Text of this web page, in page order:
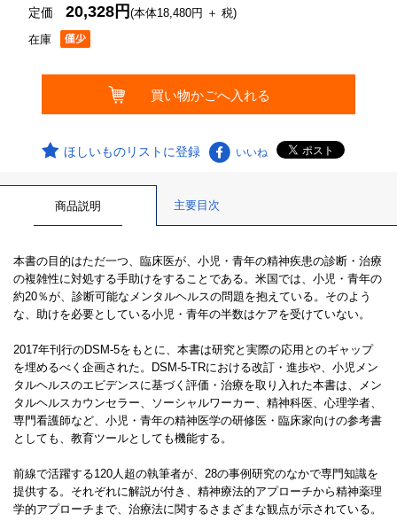
在庫
定価20,328円(本体18,480円 ＋ 税)
ほしいものリストに登録 いいね
商品説明 主要目次
本書の目的はただ一つ、臨床医が、小児・青年の精神疾患の診断・治療
の複雑性に対処する手助けをすることである。米国では、小児・青年の
約20％が、診断可能なメンタルヘルスの問題を抱えている。そのよう
な、助けを必要としている小児・青年の半数はケアを受けていない。
2017年刊行のDSM-5をもとに、本書は研究と実際の応用とのギャップ
を埋めるべく企画された。DSM-5-TRにおける改訂・進歩や、小児メン
タルヘルスのエビデンスに基づく評価・治療を取り入れた本書は、メン
タルヘルスカウンセラー、ソーシャルワーカー、精神科医、心理学者、
専門看護師など、小児・青年の精神医学の研修医・臨床家向けの参考書
としても、教育ツールとしても機能する。
前線で活躍する120人超の執筆者が、28の事例研究のなかで専門知識を
提供する。それぞれに解説が付き、精神療法的アプローチから精神薬理
学的アプローチまで、治療法に関するさまざまな観点が示されている。